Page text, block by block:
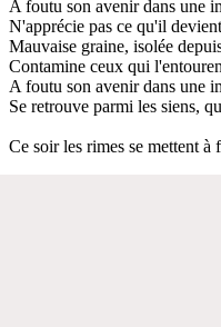
A foutu son avenir dans une
N'apprécie pas ce qu'il
Mauvaise graine, isolée
Contamine ceux qui
A foutu son avenir dans une
Se retrouve parmi les siens,
Ce soir les rimes se mettent à